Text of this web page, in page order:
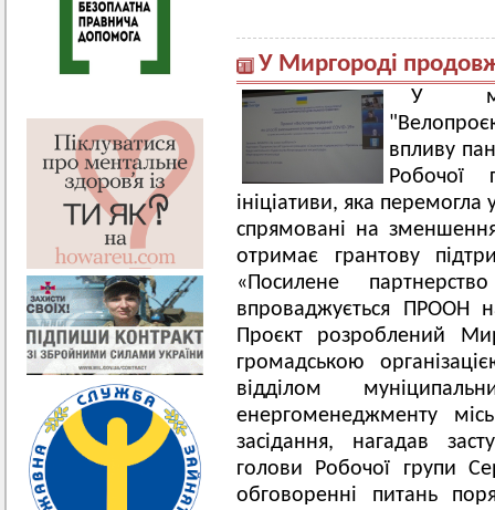
У Миргороді
У
впливу
Робочої
ініціативи, яка перемогла
спрямовані на
отримає грантову
«Посилене
впроваджується ПРООН
Проєкт розроблений
громадською
відділом
енергоменеджменту
засідання, нагадав
голови Робочої групи
обговоренні питань